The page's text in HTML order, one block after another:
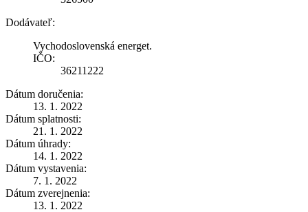
Dodávateľ:
Vychodoslovenská energet.
IČO:
36211222
Dátum doručenia:
13. 1. 2022
Dátum splatnosti:
21. 1. 2022
Dátum úhrady:
14. 1. 2022
Dátum vystavenia:
7. 1. 2022
Dátum zverejnenia:
13. 1. 2022